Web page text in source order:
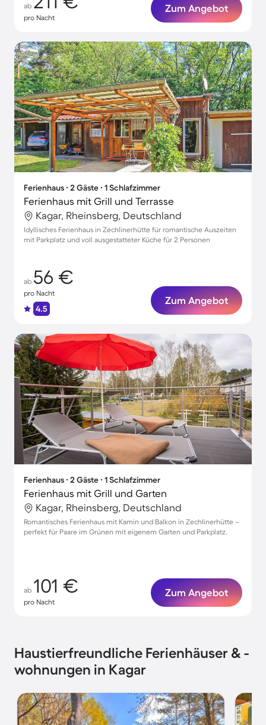
ab
pro Nacht
Zum Angebot
Ferienhaus ∙ 2 Gäste ∙ 1 Schlafzimmer
Ferienhaus mit Grill und Terrasse
Kagar, Rheinsberg, Deutschland
Idyllisches Ferienhaus in Zechlinerhütte für romantische Auszeiten
mit Parkplatz und voll ausgestatteter Küche für 2 Personen
ab 56 €
pro Nacht
4.5
Zum Angebot
Ferienhaus ∙ 2 Gäste ∙ 1 Schlafzimmer
Ferienhaus mit Grill und Garten
Kagar, Rheinsberg, Deutschland
Romantisches Ferienhaus mit Kamin und Balkon in Zechlinerhütte –
perfekt für Paare im Grünen mit eigenem Garten und Parkplatz.
ab 101 €
pro Nacht
Zum Angebot
Haustierfreundliche Ferienhäuser & -
wohnungen in Kagar